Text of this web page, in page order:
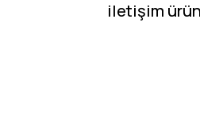
iletişim